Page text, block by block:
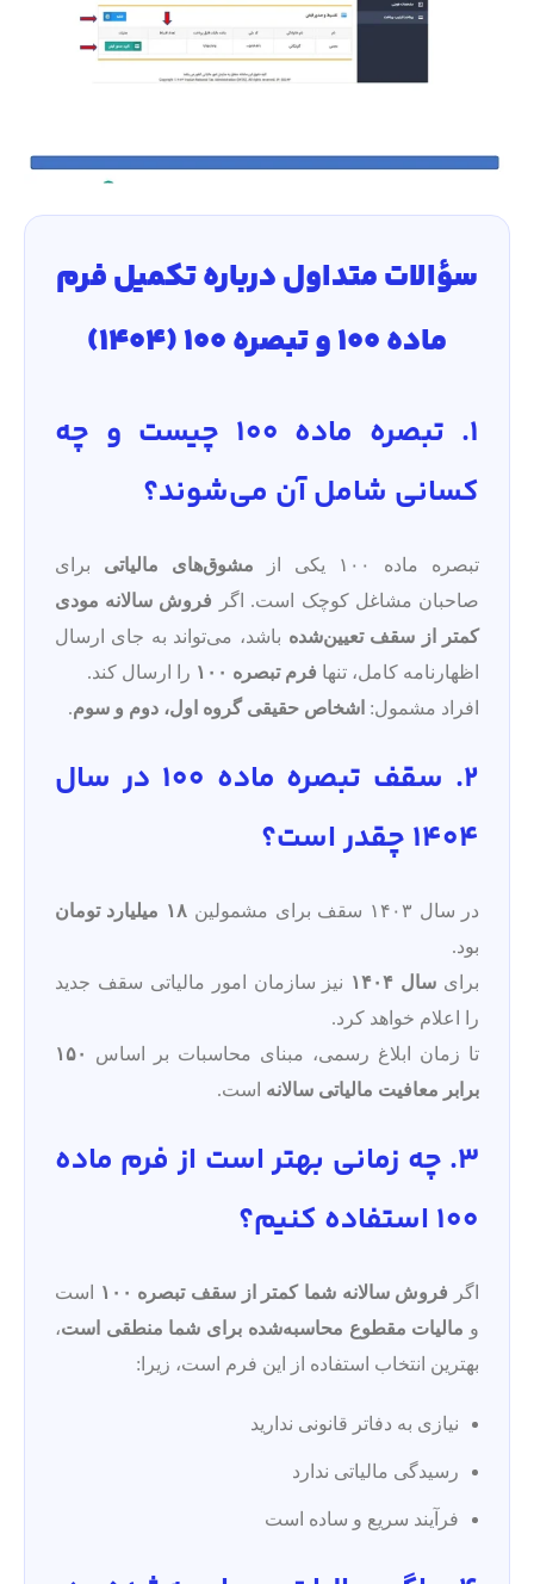
سؤالات متداول درباره تکمیل فرم
ماده ۱۰۰ و تبصره ۱۰۰ (۱۴۰۴)
1. تبصره ماده 100 چیست و چه
کسانی شامل آن می‌شوند؟
تبصره ماده ۱۰۰ یکی از مشوق‌های مالیاتی برای
صاحبان مشاغل کوچک است. اگر فروش سالانه مودی
کمتر از سقف تعیین‌شده باشد، می‌تواند به جای ارسال
اظهارنامه کامل، تنها فرم تبصره ۱۰۰
را ارسال کند.
افراد مشمول: اشخاص حقیقی گروه اول، دوم و سوم.
2. سقف تبصره ماده ۱۰۰ در سال
۱۴۰۴ چقدر است؟
در سال ۱۴۰۳ سقف برای مشمولین
۱۸ میلیارد تومان
بود.
برای سال ۱۴۰۴
نیز سازمان امور مالیاتی سقف جدید
را اعلام خواهد کرد.
تا زمان ابلاغ رسمی، مبنای محاسبات بر اساس
۱۵۰
برابر معافیت مالیاتی سالانه است.
3. چه زمانی بهتر است از فرم ماده
۱۰۰ استفاده کنیم؟
اگر فروش سالانه شما کمتر از سقف تبصره ۱۰۰
است
و مالیات مقطوع محاسبه‌شده برای شما منطقی است،
بهترین انتخاب استفاده از این فرم است، زیرا:
نیازی به دفاتر قانونی ندارید
رسیدگی مالیاتی ندارد
فرآیند سریع و ساده است